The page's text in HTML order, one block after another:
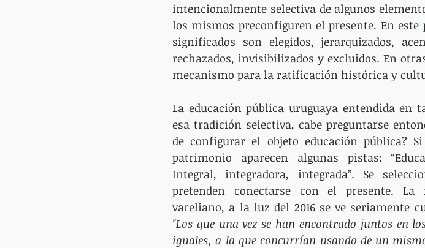
intencionalmente selectiva de algunos
los mismos preconfiguren el presente. En
significados son elegidos, jerarquizados,
rechazados, invisibilizados y excluidos. En
mecanismo para la ratificación histórica y
La educación pública uruguaya entendida en
esa tradición selectiva, cabe preguntarse
de configurar el objeto educación pública?
patrimonio aparecen algunas pistas:
Integral, integradora, integrada”. Se
pretenden conectarse con el presente.
"Los que una vez se han encontrado juntos en
iguales, a la que concurrían usando de un